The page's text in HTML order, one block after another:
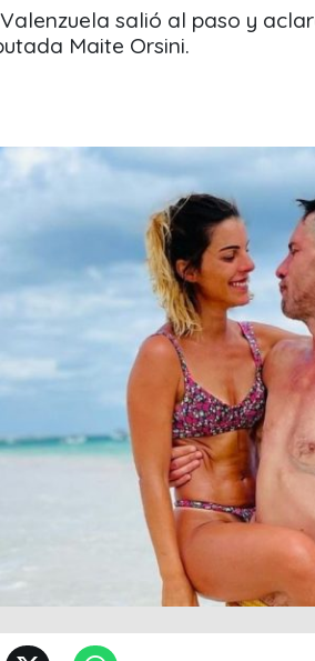
salió al paso y
Maite Orsini.